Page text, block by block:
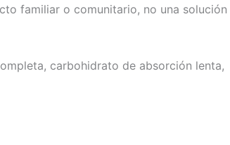
familiar o comunitario, no una solución
carbohidrato de absorción lenta,